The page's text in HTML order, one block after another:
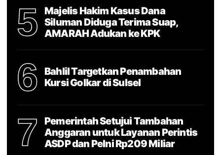
5
Majelis Hakim Kasus Dana
Siluman Diduga Terima Suap,
AMARAH Adukan ke KPK
6
Bahlil Targetkan Penambahan
Kursi Golkar di Sulsel
7
Pemerintah Setujui Tambahan
Anggaran untuk Layanan Perintis
ASDP dan Pelni Rp209 Miliar